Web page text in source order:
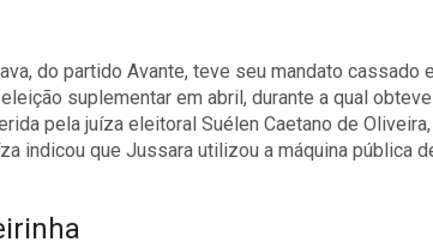
do partido Avante, teve seu mandato cassado
suplementar em abril, durante a qual obteve
pela juíza eleitoral Suélen Caetano de Oliveira,
indicou que Jussara utilizou a máquina pública